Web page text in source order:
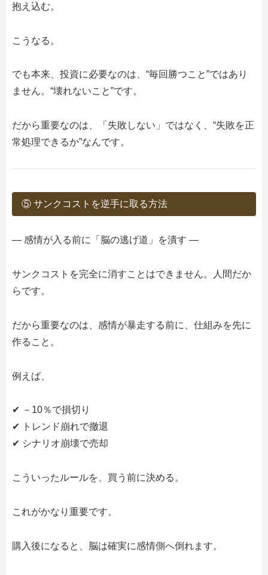
抱え込む。
こうなる。
でも本来、投資に必要なのは、“毎回勝つこと”ではあり
ません。“壊れないこと”です。
だから重要なのは、「失敗しない」ではなく、“失敗を正
常処理できるか”なんです。
⑤ サンクコストを逆手に取る方法
― 感情が入る前に「脳の逃げ道」を潰す ―
サンクコストを完全に消すことはできません。人間だか
らです。
だから重要なのは、感情が暴走する前に、仕組みを先に
作ること。
例えば、
✔ －10％で損切り
✔ トレンド崩れで撤退
✔ シナリオ崩壊で売却
こういったルールを、買う前に決める。
これがかなり重要です。
購入後になると、脳は確実に感情側へ倒れます。